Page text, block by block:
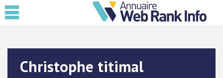
Christophe titimal